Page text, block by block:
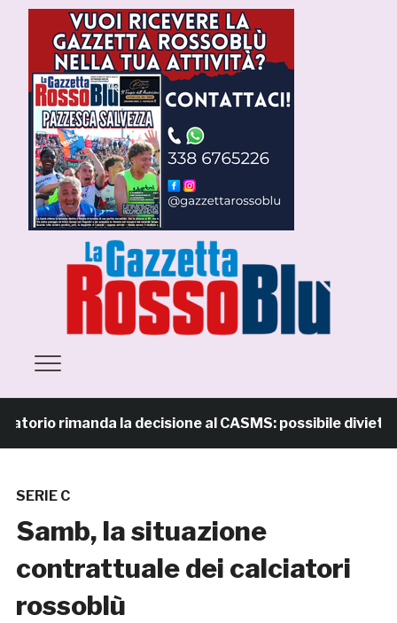
rimanda la decisione al CASMS: possibile divieto
SERIE C
Samb, la situazione
contrattuale dei calciatori
rossoblù